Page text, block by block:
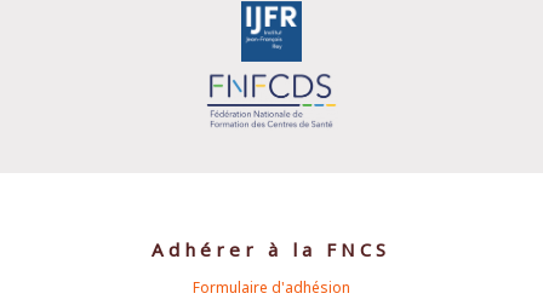
Adhérer à la FNCS
Formulaire d'adhésion